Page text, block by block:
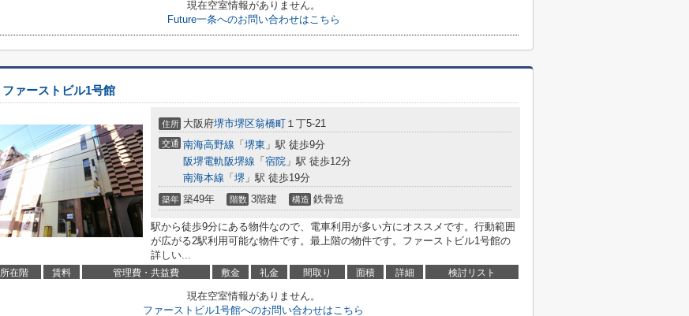
現在空室情報がありません。
Future一条へのお問い合わせはこちら
ファーストビル1号館
住所 大阪府堺市堺区翁橋町 １丁5-21
交通 南海高野線 「 堺東 」駅 徒歩9分
阪堺電軌阪堺線 「 宿院 」駅 徒歩12分
南海本線 「 堺 」駅 徒歩19分
築年 築49年 階数 3階建 構造 鉄骨造
駅から徒歩9分にある物件なので、電車利用が多い方にオススメです。行動範囲
が広がる2駅利用可能な物件です。最上階の物件です。ファーストビル1号館の
詳しい...
所在階 賃料 管理費・共益費 敷金 礼金 間取り 面積 詳細 検討リスト
現在空室情報がありません。
ファーストビル1号館へのお問い合わせはこちら